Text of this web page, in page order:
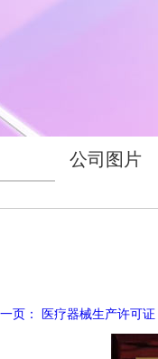
公司图片
页： 医疗器械生产许可证